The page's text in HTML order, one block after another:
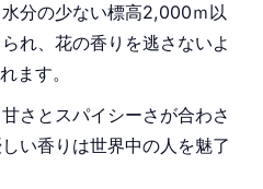
分の少ない標高2,000ｍ以
れ、花の香りを逃さないよ
ます。
さとスパイシーさが合わさ
い香りは世界中の人を魅了